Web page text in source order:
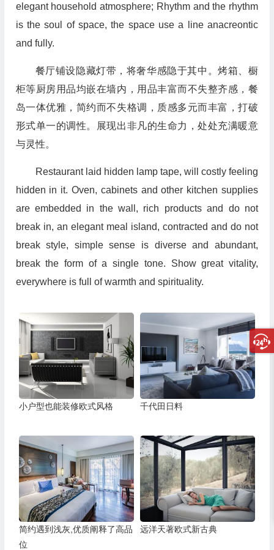
elegant household atmosphere; Rhythm and the rhythm
is the soul of space, the space use a line anacreontic
and fully.
餐厅铺设隐藏灯带，将奢华感隐于其中。烤箱、橱
柜等厨房用品均嵌在墙内，用品丰富而不失整齐感，餐
岛一体优雅，简约而不失格调，质感多元而丰富，打破
形式单一的调性。展现出非凡的生命力，处处充满暖意
与灵性。
Restaurant laid hidden lamp tape, will costly feeling
hidden in it. Oven, cabinets and other kitchen supplies
are embedded in the wall, rich products and do not
break in, an elegant meal island, contracted and do not
break style, simple sense is diverse and abundant,
break the form of a single tone. Show great vitality,
everywhere is full of warmth and spirituality.
小户型也能装修欧式风格 千代田日料
简约遇到浅灰,优质阐释了高品
位
远洋天著欧式新古典